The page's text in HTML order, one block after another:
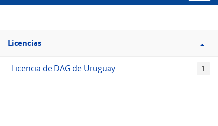
Filtro
Licencias
Licencias
Licencia de DAG de Uruguay 1